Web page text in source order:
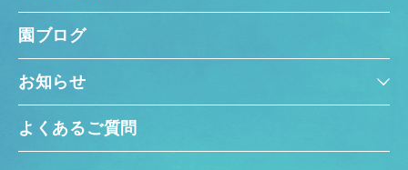
園ブログ
お知らせ
よくあるご質問